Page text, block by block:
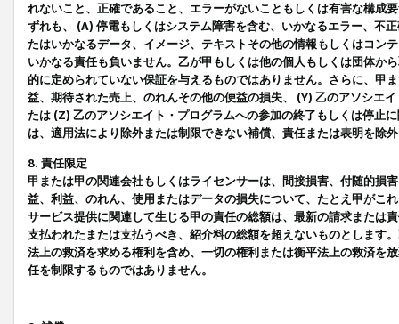
れないこと、正確であること、エラーがないこともしくは有害な構成
ずれも、 (A) 停電もしくはシステム障害を含む、いかなるエラー、不
たはいかなるデータ、イメージ、テキストその他の情報もしくはコン
いかなる責任も負いません。乙が甲もしくは他の個人もしくは団体か
的に定められていない保証を与えるものではありません。さらに、甲
益、期待された売上、のれんその他の便益の損失、 (Y) 乙のアソシエ
たは (Z) 乙のアソシエイト・プログラムへの参加の終了もしくは停止
は、適用法により除外または制限できない補償、責任または表明を除
8. 責任限定
甲または甲の関連会社もしくはライセンサーは、間接損害、付随的損
益、利益、のれん、使用またはデータの損失について、たとえ甲がこ
サービス提供に関連して生じる甲の責任の総額は、最新の請求または
支払われたまたは支払うべき、紹介料の総額を超えないものとします
法上の救済を求める権利を含め、一切の権利または衡平法上の救済を
任を制限するものではありません。